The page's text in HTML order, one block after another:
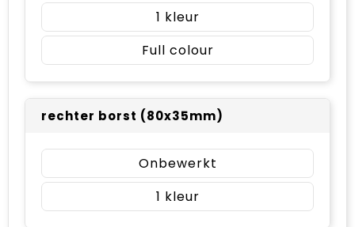
1
Full colour
rechter borst (80x35mm)
Onbewerkt
1